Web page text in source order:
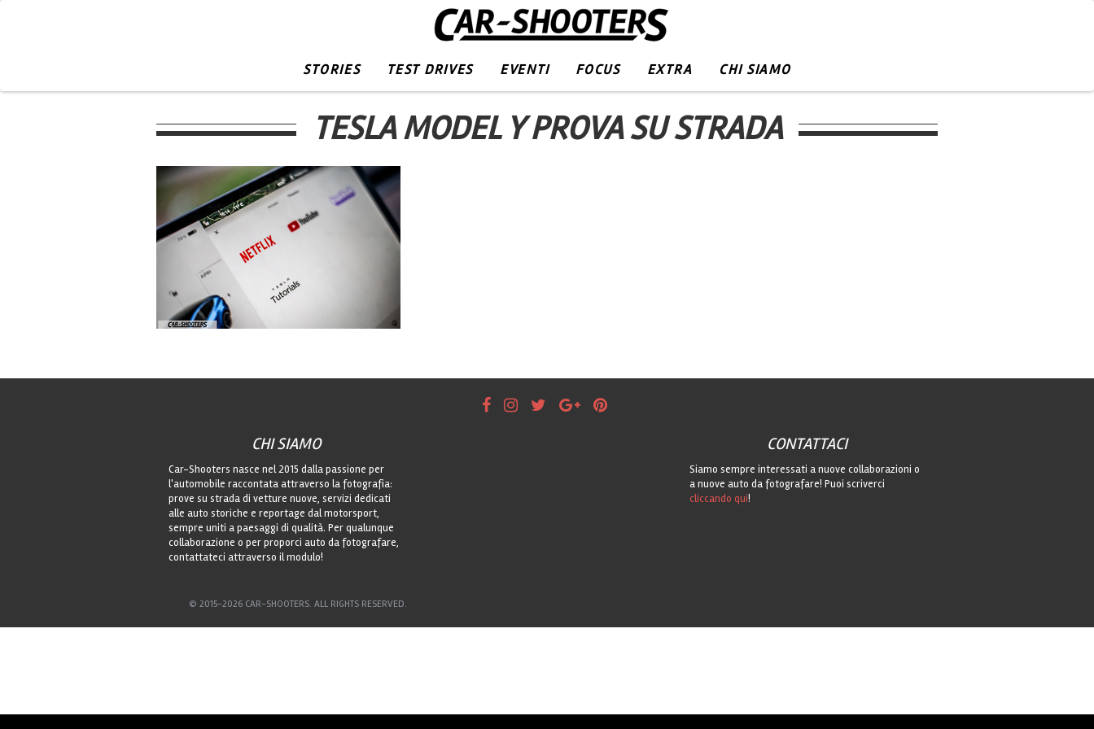
STORIES TEST DRIVES EVENTI FOCUS EXTRA CHI SIAMO
TESLA MODEL Y PROVA SU STRADA
CHI SIAMO
Car-Shooters nasce nel 2015 dalla passione per
l'automobile raccontata attraverso la fotografia:
prove su strada di vetture nuove, servizi dedicati
alle auto storiche e reportage dal motorsport,
sempre uniti a paesaggi di qualità. Per qualunque
collaborazione o per proporci auto da fotografare,
contattateci attraverso il modulo!
CONTATTACI
Siamo sempre interessati a nuove collaborazioni o
a nuove auto da fotografare! Puoi scriverci
cliccando qui!
© 2015-2026 CAR-SHOOTERS. ALL RIGHTS RESERVED.